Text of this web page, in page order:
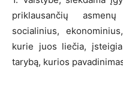
priklausančių
socialinius,
kurie juos liečia,
tarybą, kurios